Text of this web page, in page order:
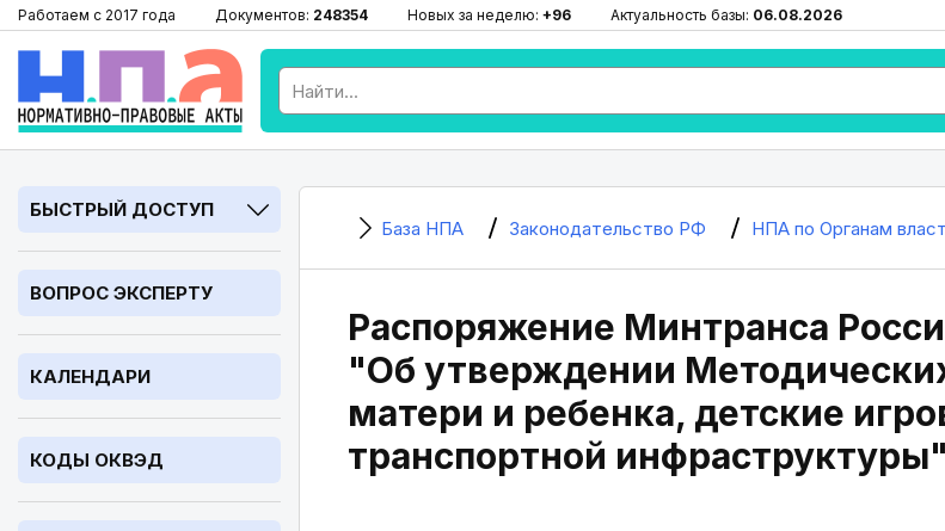
Работаем с 2017 года Документов: 248354 Новых за неделю: +96 Актуальность базы: 06.08.2026
БЫСТРЫЙ ДОСТУП
ВОПРОС ЭКСПЕРТУ
КАЛЕНДАРИ
КОДЫ ОКВЭД
База НПА Законодательство РФ НПА по Органам
Распоряжение Минтранса
"Об утверждении
матери и ребенка, детские
транспортной инфраструктуры"